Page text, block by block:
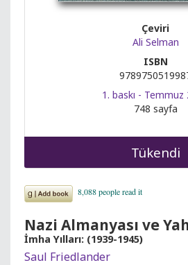
Çeviri
Ali Selman
ISBN
1. baskı - Temmuz
748 sayfa
Tükendi
Nazi Almanyası ve
İmha Yılları: (1939-1945)
Saul Friedlander